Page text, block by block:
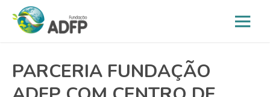
PARCERIA FUNDAÇÃO